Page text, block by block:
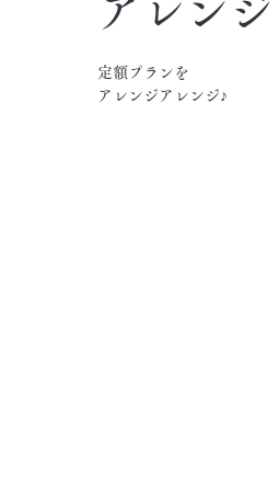
アレン
定額プランを
アレンジアレンジ♪